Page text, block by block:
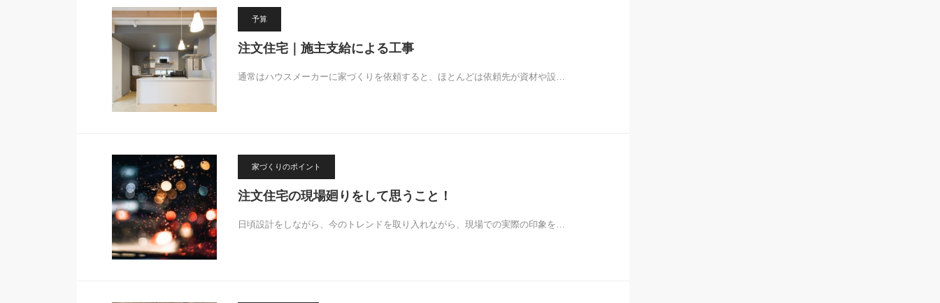
予算
注文住宅｜施主支給による工事
通常はハウスメーカーに家づくりを依頼すると、ほとんどは依頼先が資材や設…
家づくりのポイント
注文住宅の現場廻りをして思うこと！
日頃設計をしながら、今のトレンドを取り入れながら、現場での実際の印象を…